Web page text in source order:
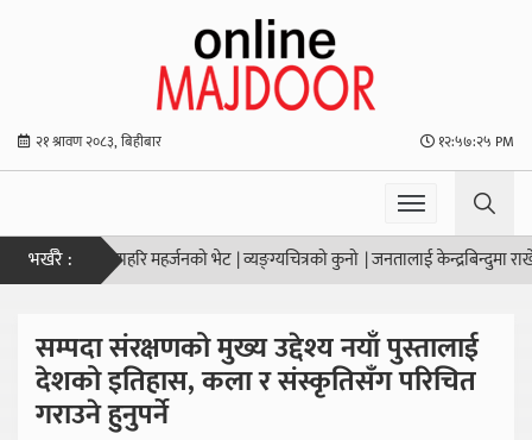
२१ श्रावण २०८३, बिहीबार १२:५७:२५ PM
भर्खरै :
प्रमुख कृष्णहरि महर्जनको भेट |व्यङ्ग्यचित्रको कुनो |जनतालाई केन्द्रबिन्दुमा राखेर
सम्पदा संरक्षणको मुख्य उद्देश्य नयाँ पुस्तालाई
देशको इतिहास, कला र संस्कृतिसँग परिचित
गराउने हुनुपर्ने